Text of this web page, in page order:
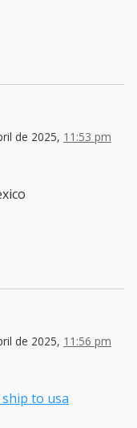
de 2025, 11:53 pm
de 2025, 11:56 pm
to usa